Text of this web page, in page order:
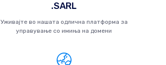
.SARL
Уживајте во нашата одлична платформа за
управување со имиња на домени